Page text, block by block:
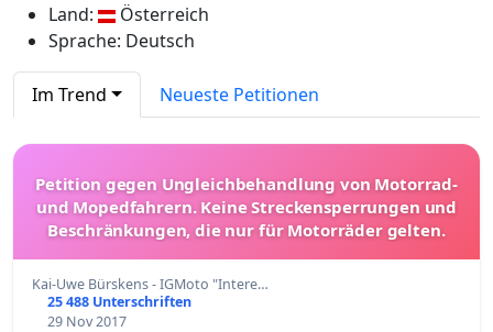
Land:
Österreich
Sprache: Deutsch
Im Trend Neueste Petitionen
Petition gegen Ungleichbehandlung von Motorrad-
und Mopedfahrern. Keine Streckensperrungen und
Beschränkungen, die nur für Motorräder gelten.
Kai-Uwe Bürskens - IGMoto "Intere…
25 488 Unterschriften
29 Nov 2017